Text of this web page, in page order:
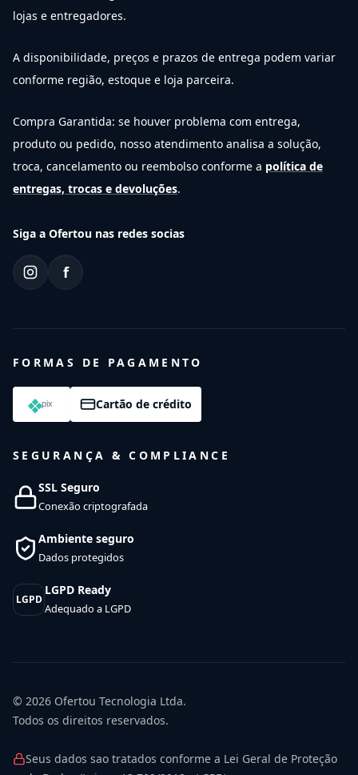
lojas e entregadores.
A disponibilidade, preços e prazos de entrega podem variar
conforme região, estoque e loja parceira.
Compra Garantida: se houver problema com entrega,
produto ou pedido, nosso atendimento analisa a solução,
troca, cancelamento ou reembolso conforme a política de
entregas, trocas e devoluções.
Siga a Ofertou nas redes socias
f
FORMAS DE PAGAMENTO
Cartão de crédito
SEGURANÇA & COMPLIANCE
SSL Seguro
Conexão criptografada
Ambiente seguro
Dados protegidos
LGPD
LGPD Ready
Adequado a LGPD
© 2026 Ofertou Tecnologia Ltda.
Todos os direitos reservados.
Seus dados sao tratados conforme a Lei Geral de Proteção